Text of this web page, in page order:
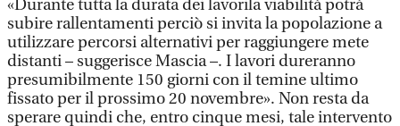
«Durante tutta la durata dei lavorila viabilità potrà
subire rallentamenti perciò si invita la popolazione a
utilizzare percorsi alternativi per raggiungere mete
distanti – suggerisce Mascia –. I lavori dureranno
presumibilmente 150 giorni con il temine ultimo
fissato per il prossimo 20 novembre». Non resta da
sperare quindi che, entro cinque mesi, tale intervento